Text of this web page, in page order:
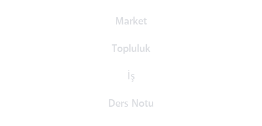
Market
Topluluk
İş
Ders Notu